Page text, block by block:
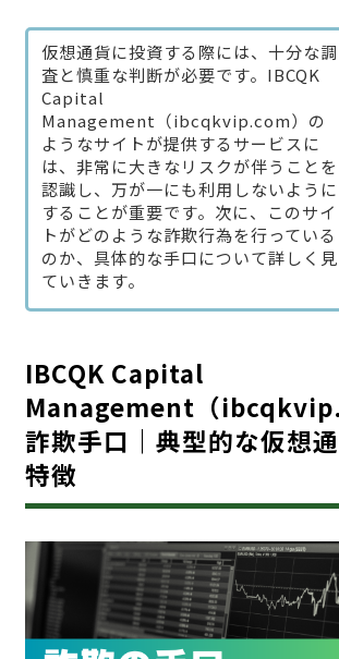
仮想通貨に投資する際には、十分な調
査と慎重な判断が必要です。IBCQK
Capital
Management（ibcqkvip.com）の
ようなサイトが提供するサービスに
は、非常に大きなリスクが伴うことを
認識し、万が一にも利用しないように
することが重要です。次に、このサイ
トがどのような詐欺行為を行っている
のか、具体的な手口について詳しく見
ていきます。
IBCQK Capital
Management（
詐欺手口｜典型的な仮想
特徴